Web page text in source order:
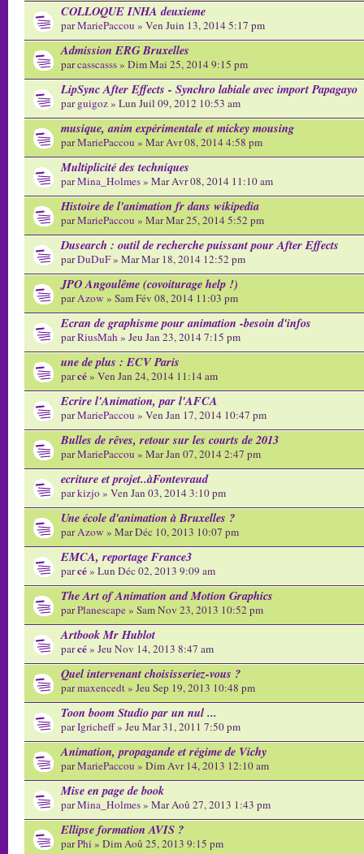
COLLOQUE INHA deuxieme
parMariePaccou » Ven Juin 13, 2014 5:17 pm
Admission ERG Bruxelles
parcasscasss» Dim Mai 25, 2014 9:15 pm
LipSync After Effects - Synchro labiale avec import Papagayo
parguigoz» Lun Juil 09, 2012 10:53 am
musique, anim expérimentale et mickey mousing
parMariePaccou » Mar Avr 08, 2014 4:58 pm
Multiplicité des techniques
parMina_Holmes» Mar Avr 08, 2014 11:10 am
Histoire de l'animation fr dans wikipedia
parMariePaccou » Mar Mar 25, 2014 5:52 pm
Dusearch : outil de recherche puissant pour After Effects
parDuDuF» Mar Mar 18, 2014 12:52 pm
JPO Angoulême (covoiturage help !)
parAzow » Sam Fév 08, 2014 11:03 pm
Ecran de graphisme pour animation -besoin d'infos
parRiusMah» Jeu Jan 23, 2014 7:15 pm
une de plus : ECV Paris
parcé» Ven Jan 24, 2014 11:14 am
Ecrire l'Animation, par l'AFCA
parMariePaccou » Ven Jan 17, 2014 10:47 pm
Bulles de rêves, retour sur les courts de 2013
parMariePaccou » Mar Jan 07, 2014 2:47 pm
ecriture et projet..àFontevraud
parkizjo» Ven Jan 03, 2014 3:10 pm
Une école d'animation à Bruxelles ?
parAzow » Mar Déc 10, 2013 10:07 pm
EMCA, reportage France3
parcé» Lun Déc 02, 2013 9:09 am
The Art of Animation and Motion Graphics
parPlanescape» Sam Nov 23, 2013 10:52 pm
Artbook Mr Hublot
parcé» Jeu Nov 14, 2013 8:47 am
Quel intervenant choisisseriez-vous ?
parmaxencedt» Jeu Sep 19, 2013 10:48 pm
Toon boom Studio par un nul ...
parIgricheff» Jeu Mar 31, 2011 7:50 pm
Animation, propagande et régime de Vichy
parMariePaccou » Dim Avr 14, 2013 12:10 am
Mise en page de book
parMina_Holmes» Mar Aoû 27, 2013 1:43 pm
Ellipse formation AVIS ?
parPhi » Dim Aoû 25, 2013 9:15 pm